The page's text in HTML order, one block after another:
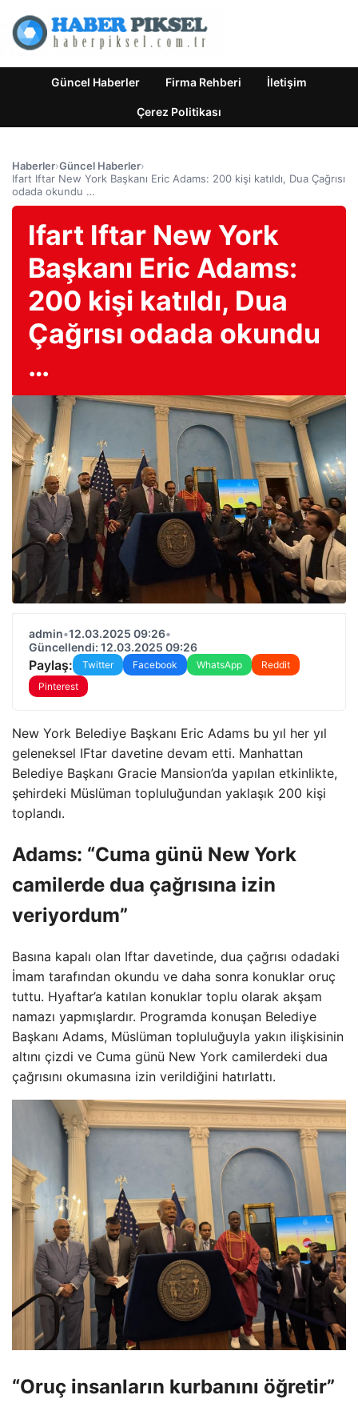
Güncel Haberler Firma Rehberi İletişim
Çerez Politikası
Haberler›Güncel Haberler›
Ifart Iftar New York Başkanı Eric Adams: 200 kişi katıldı, Dua Çağrısı
odada okundu …
Ifart Iftar New York
Başkanı Eric Adams:
200 kişi katıldı, Dua
Çağrısı odada okundu
…
admin•12.03.2025 09:26•
Güncellendi: 12.03.2025 09:26
Paylaş: Twitter Facebook WhatsApp
Reddit
Pinterest
New York Belediye Başkanı Eric Adams bu yıl her yıl
geleneksel IFtar davetine devam etti. Manhattan
Belediye Başkanı Gracie Mansion’da yapılan etkinlikte,
şehirdeki Müslüman topluluğundan yaklaşık 200 kişi
toplandı.
Adams: “Cuma günü New York
camilerde dua çağrısına izin
veriyordum”
Basına kapalı olan Iftar davetinde, dua çağrısı odadaki
İmam tarafından okundu ve daha sonra konuklar oruç
tuttu. Hyaftar’a katılan konuklar toplu olarak akşam
namazı yapmışlardır. Programda konuşan Belediye
Başkanı Adams, Müslüman topluluğuyla yakın ilişkisinin
altını çizdi ve Cuma günü New York camilerdeki dua
çağrısını okumasına izin verildiğini hatırlattı.
“Oruç insanların kurbanını öğretir”